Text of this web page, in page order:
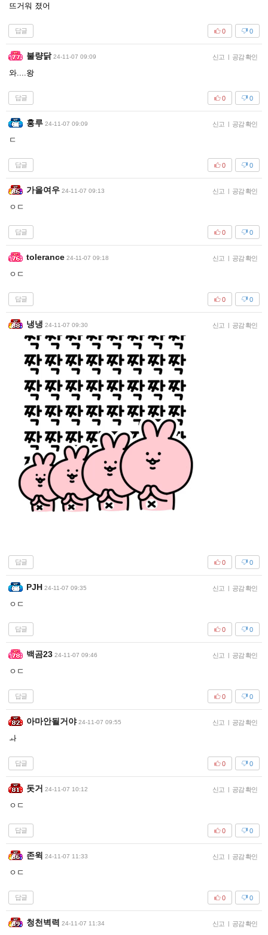
뜨거워 졌어
답글 0
0
불량닭 24-11-07 09:09 신고 | 공감 확인
와....왕
답글 0
0
홍루 24-11-07 09:09 신고 | 공감 확인
ㄷ
답글 0
0
가을여우 24-11-07 09:13 신고 | 공감 확인
ㅇㄷ
답글 0
0
tolerance 24-11-07 09:18 신고 | 공감 확인
ㅇㄷ
답글 0
0
냉냉 24-11-07 09:30 신고 | 공감 확인
답글 0
0
PJH 24-11-07 09:35 신고 | 공감 확인
ㅇㄷ
답글 0
0
백곰23 24-11-07 09:46 신고 | 공감 확인
ㅇㄷ
답글 0
0
아마안될거야 24-11-07 09:55 신고 | 공감 확인
ㅘ
답글 0
0
돗거 24-11-07 10:12 신고 | 공감 확인
ㅇㄷ
답글 0
0
존윅 24-11-07 11:33 신고 | 공감 확인
ㅇㄷ
답글 0
0
청천벽력 24-11-07 11:34 신고 | 공감 확인